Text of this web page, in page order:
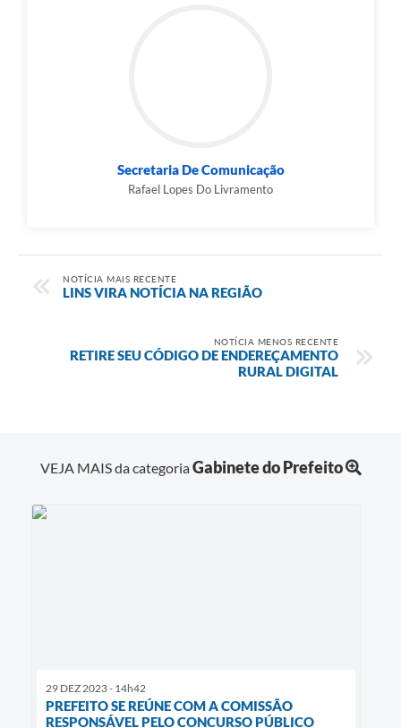
Secretaria De Comunicação
Rafael Lopes Do Livramento
NOTÍCIA MAIS RECENTE
LINS VIRA NOTÍCIA NA REGIÃO
NOTÍCIA MENOS RECENTE
RETIRE SEU CÓDIGO DE ENDEREÇAMENTO
RURAL DIGITAL
VEJA MAIS da categoriaGabinete do Prefeito
29 DEZ 2023 - 14h42
PREFEITO SE REÚNE COM A COMISSÃO
RESPONSÁVEL PELO CONCURSO PÚBLICO